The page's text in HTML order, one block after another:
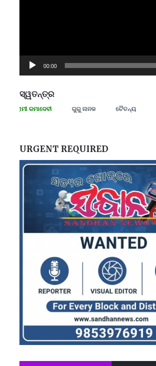
00:00
ସ୍ୱତନ୍ତ୍ର
ରମାଦେବୀ ଗୁରୁ ନାନକ ଚୈତନ୍ୟ
URGENT REQUIRED